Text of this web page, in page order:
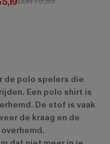
de polo spelers die
Een polo shirt is
De stof is vaak
de kraag en de